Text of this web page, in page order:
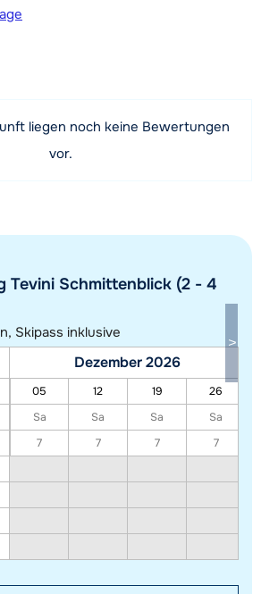
oder zur Bar
liegen noch keine Bewertungen
vor.
Tevini Schmittenblick (2 - 4
Skipass inklusive
Dezember 2026
05 12 19
26
Sa
Sa Sa
Sa
7
7 7 7